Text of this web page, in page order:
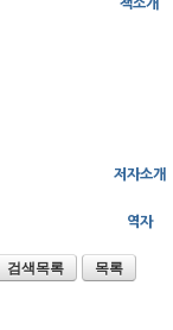
책소개
저자소개
역자
검색목록 목록